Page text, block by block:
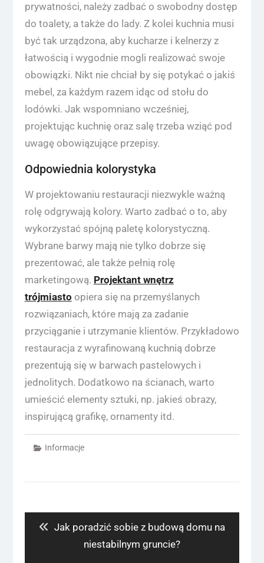
prywatności, należy zadbać o swobodny dostęp
do toalety, a także do lady. Z kolei kuchnia musi
być tak urządzona, aby kucharze i kelnerzy z
łatwością i wygodnie mogli realizować swoje
obowiązki. Nikt nie chciał by się potykać o jakiś
mebel, za każdym razem idąc od stołu do
lodówki. Jak wspomniano wcześniej,
projektując kuchnię oraz salę trzeba wziąć pod
uwagę obowiązujące przepisy.
Odpowiednia kolorystyka
W projektowaniu restauracji niezwykle ważną
rolę odgrywają kolory. Warto zadbać o to, aby
wykorzystać spójną paletę kolorystyczną.
Wybrane barwy mają nie tylko dobrze się
prezentować, ale także pełnią rolę
marketingową. Projektant wnętrz
trójmiasto opiera się na przemyślanych
rozwiązaniach, które mają za zadanie
przyciąganie i utrzymanie klientów. Przykładowo
restauracja z wyrafinowaną kuchnią dobrze
prezentują się w barwach pastelowych i
jednolitych. Dodatkowo na ścianach, warto
umieścić elementy sztuki, np. jakieś obrazy,
inspirującą grafikę, ornamenty itd.
Informacje
Previous
Jak poradzić sobie z budową domu na
niestabilnym gruncie?